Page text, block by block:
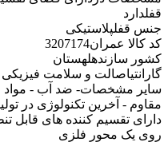
قفلدارد
جنس قفلپلاستیکی
کد کالا عمران3207174
کشور سازندهلهستان
گارانتیاصالت و سلامت فیزیکی
سایر مشخصات- ضد آب - مواد
مقاوم - آخرین تکنولوژی در
دارای تقسیم کننده های
روی یک محور فلزی